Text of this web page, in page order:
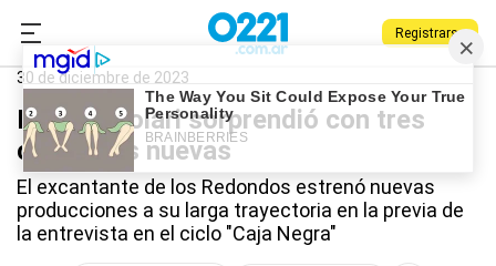
Registrarse
0221.com.ar
Indio Solari
30 de diciembre de 2023
El Indio Solari sorprendió con tres
canciones nuevas
El excantante de los Redondos estrenó nuevas
producciones a su larga trayectoria en la previa de
la entrevista en el ciclo "Caja Negra"